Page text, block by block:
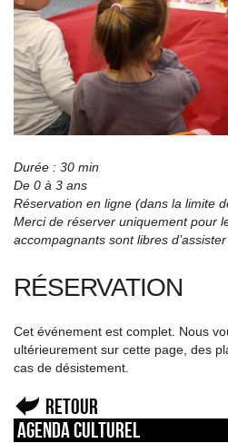
Durée : 30 min
De 0 à 3 ans
Réservation en ligne (dans la limite
Merci de réserver uniquement pour
accompagnants sont libres d’assister
RÉSERVATION
Cet événement est complet. Nous
ultérieurement sur cette page, des
cas de désistement.
Retour
Agenda culturel